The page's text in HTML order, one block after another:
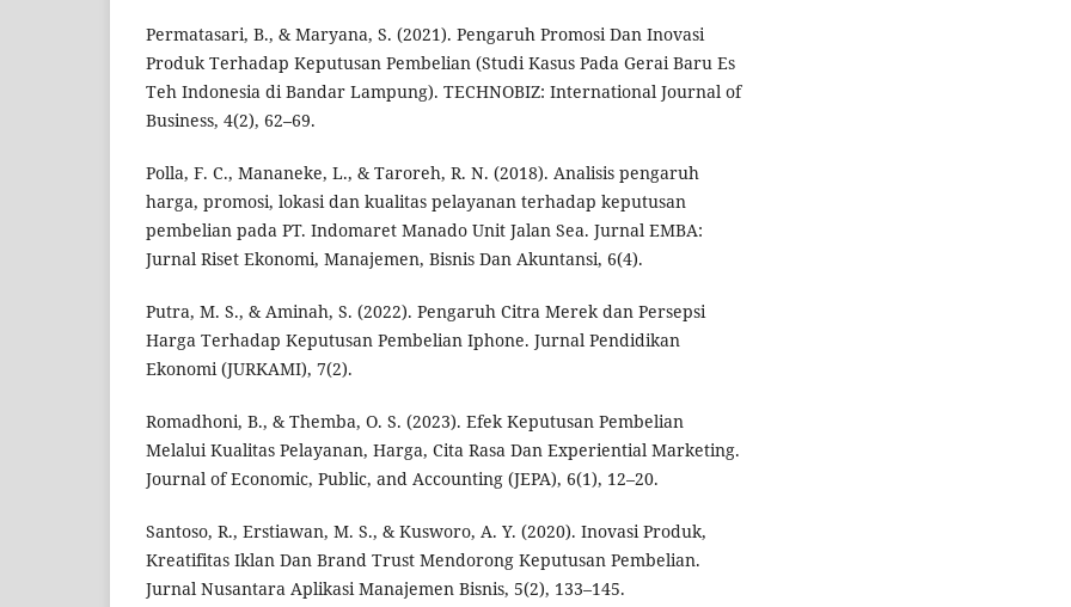
Permatasari, B., & Maryana, S. (2021). Pengaruh Promosi Dan Inovasi
Produk Terhadap Keputusan Pembelian (Studi Kasus Pada Gerai Baru Es
Teh Indonesia di Bandar Lampung). TECHNOBIZ: International Journal of
Business, 4(2), 62–69.
Polla, F. C., Mananeke, L., & Taroreh, R. N. (2018). Analisis pengaruh
harga, promosi, lokasi dan kualitas pelayanan terhadap keputusan
pembelian pada PT. Indomaret Manado Unit Jalan Sea. Jurnal EMBA:
Jurnal Riset Ekonomi, Manajemen, Bisnis Dan Akuntansi, 6(4).
Putra, M. S., & Aminah, S. (2022). Pengaruh Citra Merek dan Persepsi
Harga Terhadap Keputusan Pembelian Iphone. Jurnal Pendidikan
Ekonomi (JURKAMI), 7(2).
Romadhoni, B., & Themba, O. S. (2023). Efek Keputusan Pembelian
Melalui Kualitas Pelayanan, Harga, Cita Rasa Dan Experiential Marketing.
Journal of Economic, Public, and Accounting (JEPA), 6(1), 12–20.
Santoso, R., Erstiawan, M. S., & Kusworo, A. Y. (2020). Inovasi Produk,
Kreatifitas Iklan Dan Brand Trust Mendorong Keputusan Pembelian.
Jurnal Nusantara Aplikasi Manajemen Bisnis, 5(2), 133–145.